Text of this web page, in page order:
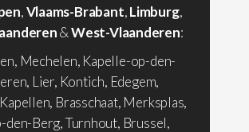
,Vlaams-Brabant,Limburg,
&West-Vlaanderen:
Mechelen, Kapelle-op-den-
Lier, Kontich, Edegem,
Brasschaat, Merksplas,
den-Berg, Turnhout, Brussel,